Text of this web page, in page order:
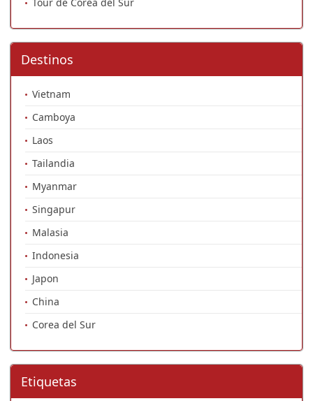
Destinos
Vietnam
Camboya
Laos
Tailandia
Myanmar
Singapur
Malasia
Indonesia
Japon
China
Corea del Sur
Etiquetas